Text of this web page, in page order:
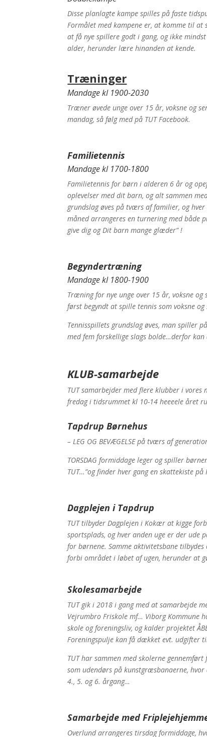
Disse planlagte kampe spilles på faste
Formålet med kampene er, at komme til
at få nye spillere godt i gang, og ikke
alder, herunder lære hinanden at kende.
Træninger
Mandage kl 1900-2030
Træner øvede unge over 15 år, voksne og
mandag, så følg med på TUT Facebook.
Familietennis
Mandage kl 1700-1800
Familietennis for børn i alderen 6 år og
oplevelser med dit barn, og alt sammen
grundslag øves på tværs af familier, og hver
måned arrangeres en turnering med både
give dig og Dit barn mange glæder” !
Begyndertræning
Mandage kl 1800-1900
Træning for nye unge over 15 år, voksne
først begyndt at spille tennis som voksne
Tennisspillets grundslag øves, man spiller
med fem forskellige slags bolde…derfor
KLUB-samarbejde
TUT samarbejder med flere klubber i
fredag i tidsrummet kl 10-14 heeeele året
Tapdrup Børnehus
– LEG OG BEVÆGELSE på tværs af
TORSDAG formiddage leger og spiller
TUT…”og finder hver gang en skattekiste på
Dagplejen i Tapdrup
TUT tilbyder Dagplejen i Kokær at kigge
sportsplads, og hver anden uge er der
for børnene. Samme aktivitetsbane
forbi området i løbet af ugen, herunder at
Skolesamarbejde
TUT gik i 2018 i gang med at samarbejde
Vejrumbro Friskole mf… Viborg Kommune
skole og foreningsliv, og kalder projektet
Foreningspulje kan få dækket evt. udgifter
TUT har sammen med skolerne
som udendørs på kunstgræsbanaerne,
4., 5. og 6. årgang…
Samarbejde med
Overlund arrangeres tirsdag formiddage,